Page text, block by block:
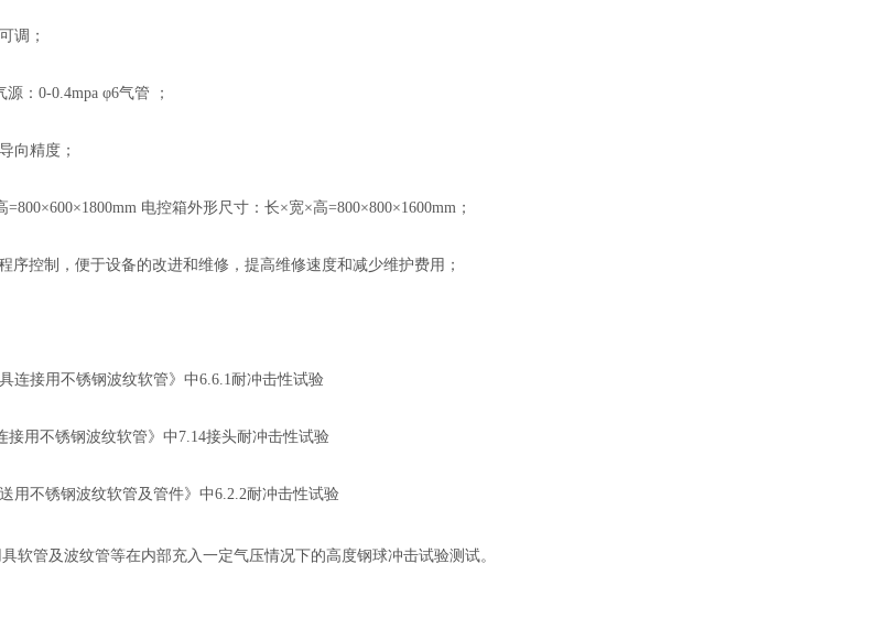
调；
：0-0.4mpa φ6气管 ；
向精度；
电控箱外形尺寸：长×宽×高=800×800×1600mm；
序控制，便于设备的改进和维修，提高维修速度和减少维护费用；
连接用不锈钢波纹软管》中6.6.1耐冲击性试验
接用不锈钢波纹软管》中7.14接头耐冲击性试验
用不锈钢波纹软管及管件》中6.2.2耐冲击性试验
软管及波纹管等在内部充入一定气压情况下的高度钢球冲击试验测试。